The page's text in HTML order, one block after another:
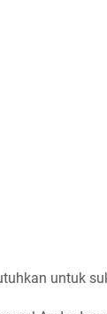
untuk